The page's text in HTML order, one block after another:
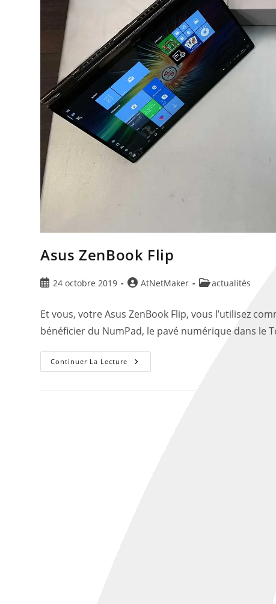
Asus ZenBook Flip
24 octobre 2019 AtNetMaker actualités
Et vous, votre Asus ZenBook Flip, vous l’utilisez
bénéficier du NumPad, le pavé numérique dans le
Continuer La Lecture